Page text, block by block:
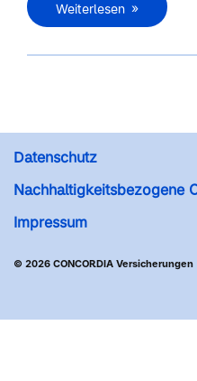
Weiterlesen
Datenschutz
Nachhaltigkeitsbezogene
Impressum
© 2026 CONCORDIA Versicherungen